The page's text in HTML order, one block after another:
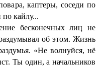
каптеры, соседи по
по кайлу...
бесконечных лиц не
об этом. Жизнь
«Не волнуйся, нё
Ты один, а начальников